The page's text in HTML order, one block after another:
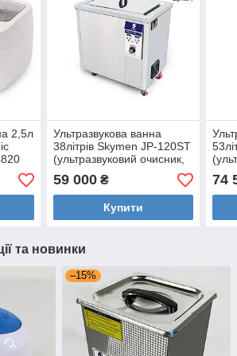
2,5л
Ультразвукова ванна
38літрів Skymen JP-120ST
(ультразвуковий очисник,
59 000₴
Купити
74
та новинки
–15%